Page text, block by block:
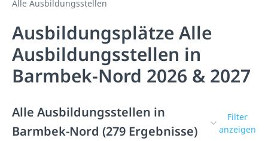
Alle Ausbildungsstellen
Ausbildungsplätze Alle
Ausbildungsstellen in
Barmbek-Nord 2026 & 2027
Alle Ausbildungsstellen in
Barmbek-Nord (279 Ergebnisse)
Filter
anzeigen